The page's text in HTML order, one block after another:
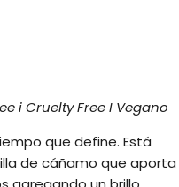
i Cruelty Free I Vegano
que define. Está
de cáñamo que aporta